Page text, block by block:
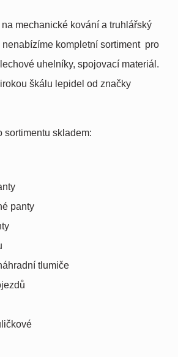
mechanické kování a truhlářský
kompletní sortiment pro
uhelníky, spojovací materiál.
škálu lepidel od značky
sortimentu skladem:
panty
tlumiče